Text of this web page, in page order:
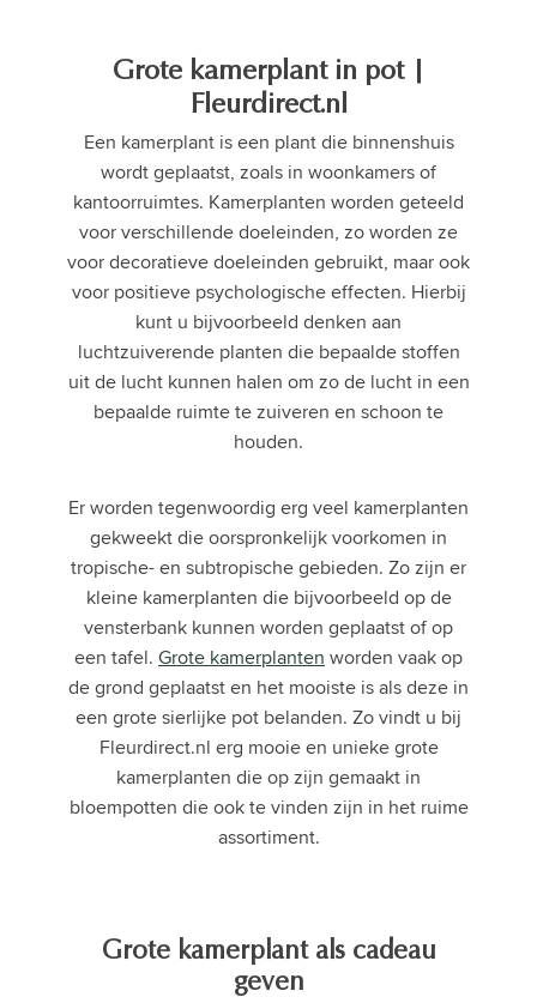
Grote kamerplant in pot |
Fleurdirect.nl
Een kamerplant is een plant die binnenshuis
wordt geplaatst, zoals in woonkamers of
kantoorruimtes. Kamerplanten worden geteeld
voor verschillende doeleinden, zo worden ze
voor decoratieve doeleinden gebruikt, maar ook
voor positieve psychologische effecten. Hierbij
kunt u bijvoorbeeld denken aan
luchtzuiverende planten die bepaalde stoffen
uit de lucht kunnen halen om zo de lucht in een
bepaalde ruimte te zuiveren en schoon te
houden.
Er worden tegenwoordig erg veel kamerplanten
gekweekt die oorspronkelijk voorkomen in
tropische- en subtropische gebieden. Zo zijn er
kleine kamerplanten die bijvoorbeeld op de
vensterbank kunnen worden geplaatst of op
een tafel. Grote kamerplanten worden vaak op
de grond geplaatst en het mooiste is als deze in
een grote sierlijke pot belanden. Zo vindt u bij
Fleurdirect.nl erg mooie en unieke grote
kamerplanten die op zijn gemaakt in
bloempotten die ook te vinden zijn in het ruime
assortiment.
Grote kamerplant als cadeau
geven